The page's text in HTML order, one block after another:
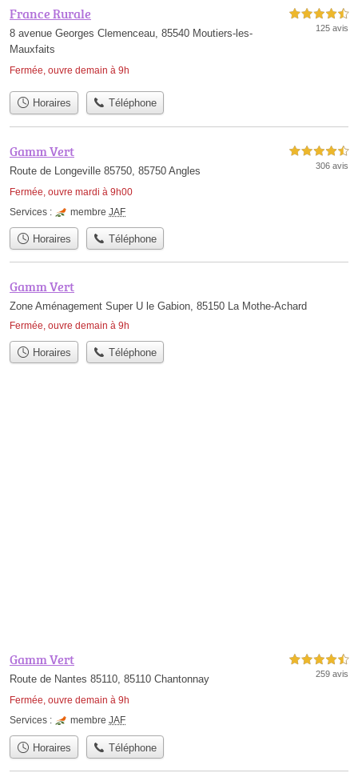
France Rurale
8 avenue Georges Clemenceau, 85540 Moutiers-les-
Mauxfaits
Fermée, ouvre demain à 9h
4,5 étoiles sur 5
125 avis
Horaires Téléphone
Gamm Vert
Route de Longeville 85750, 85750 Angles
Fermée, ouvre mardi à 9h00
4,5 étoiles sur 5
306 avis
Services : membre JAF
Horaires Téléphone
Gamm Vert
Zone Aménagement Super U le Gabion, 85150 La Mothe-Achard
Fermée, ouvre demain à 9h
Horaires Téléphone
Gamm Vert
Route de Nantes 85110, 85110 Chantonnay
Fermée, ouvre demain à 9h
4,5 étoiles sur 5
259 avis
Services : membre JAF
Horaires Téléphone